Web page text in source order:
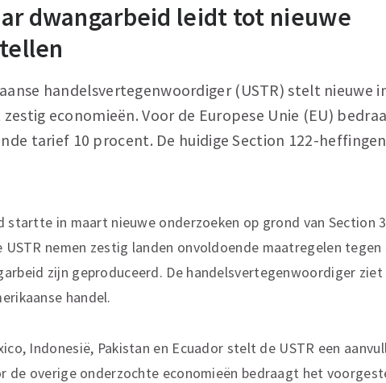
dwangarbeid leidt tot nieuwe
handelsvertegenwoordiger (USTR) stelt nieuwe
economieën. Voor de Europese Unie (EU)
tarief 10 procent. De huidige Section 122-
startte in maart nieuwe onderzoeken op grond van Section
USTR nemen zestig landen onvoldoende maatregelen tegen
zijn geproduceerd. De handelsvertegenwoordiger ziet
handel.
Indonesië, Pakistan en Ecuador stelt de USTR een
de overige onderzochte economieën bedraagt het